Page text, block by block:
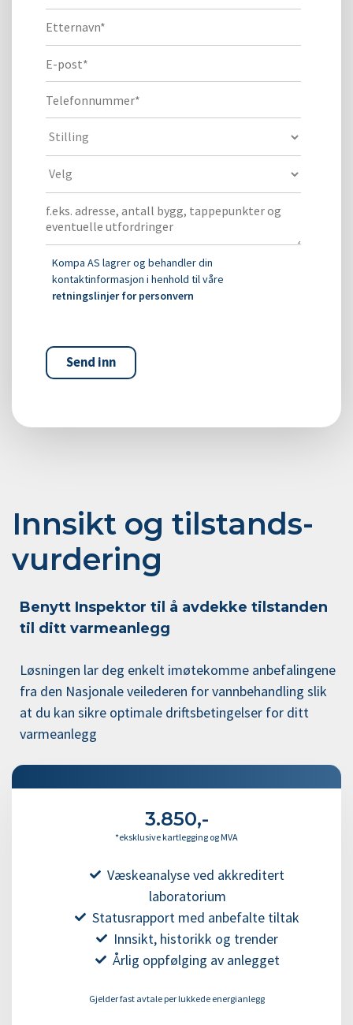
Kompa AS lagrer og behandler din
kontaktinformasjon i henhold til våre
retningslinjer for personvern
Innsikt og tilstands­
vurdering
Benytt Inspektor til å avdekke tilstanden
til ditt varmeanlegg
Løsningen lar deg enkelt imøtekomme anbefalingene
fra den Nasjonale veilederen for vannbehandling slik
at du kan sikre optimale driftsbetingelser for ditt
varmeanlegg
3.850,-
*eksklusive kartlegging og MVA
Væskeanalyse ved akkreditert
laboratorium
Statusrapport med anbefalte tiltak
Innsikt, historikk og trender
Årlig oppfølging av anlegget
Gjelder fast avtale per lukkede energianlegg